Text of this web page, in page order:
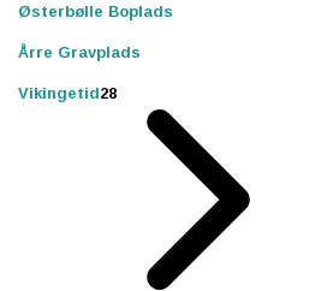
Østerbølle Boplads
Årre Gravplads
Vikingetid28